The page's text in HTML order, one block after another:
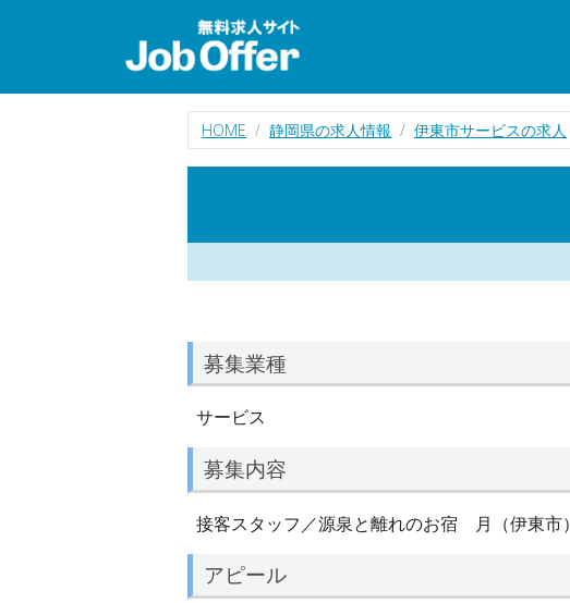
HOME 静岡県の求人情報 伊東市サービスの求人
募集業種
サービス
募集内容
接客スタッフ／源泉と離れのお宿 月（伊東市）
アピール